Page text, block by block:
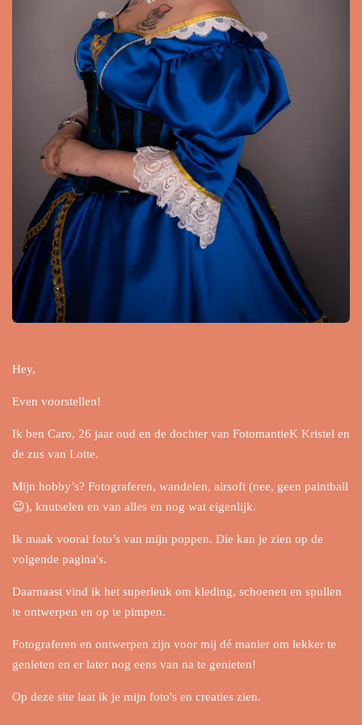
Hey,
Even voorstellen!
Ik ben Caro, 26 jaar oud en de dochter van FotomantieK Kristel en
de zus van Lotte.
Mijn hobby’s? Fotograferen, wandelen, airsoft (nee, geen paintball
😉), knutselen en van alles en nog wat eigenlijk.
Ik maak vooral foto’s van mijn poppen. Die kan je zien op de
volgende pagina's.
Daarnaast vind ik het superleuk om kleding, schoenen en spullen
te ontwerpen en op te pimpen.
Fotograferen en ontwerpen zijn voor mij dé manier om lekker te
genieten en er later nog eens van na te genieten!
Op deze site laat ik je mijn foto's en creaties zien.